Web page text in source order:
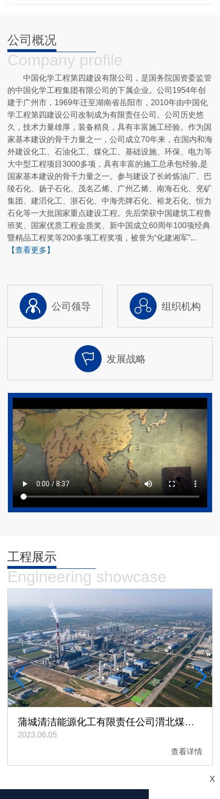
学习领会、认真贯彻落实习近平总书记重
要论述精
型工程公司，为全面推进强国建设、民族
复兴伟业贡献中国化学工程新的更大力
量！十年·我们用“干”字作答这是一场关于
十载回望的深情聚会，更是一曲围绕“干”
字精神的奋进交响。篇章一 忠诚干·领航
定向践初心报告会在重温习近平总书记视
察中国化学工
实合作，携手推动哈萨克斯坦石化和化工
领域发展再上新台阶。哈谢诺夫·阿斯哈
特感谢中国化学工程的热情接待。他表
示，哈萨克斯坦国家石油天然气公司高度
重视化工领域未来成长性。中国化学工程
在石油化工、天然气化工等领域优势显
著，双方合作空间广阔。期待双方持续加
强资源对接与项目协作，实现互利共赢。
哈萨克斯坦国家石油天然气公司相关负责
人，中国化学工程相关部门负责人参加会
谈。
整体呈现出‌“纯度更高、成色更足”‌的铁军
面貌。会议强调，各级纪检机构要深入学
习贯彻习近平党建思想，以更高标准、更
实举措，纵深推进“三化”建设取得新进展
新成效。要铸牢政治忠诚，在深化思想引
领上持续加力；要强化政治监督，在推动
党中央重大决策部署落实落地上持续加
力；要聚焦主责主业，在提升办案质效上
持续加力；要淬炼过硬本领，在锻造过硬
队伍上持续加力；要守牢安全底线，在落
实办案安全责任制上持续加力。会议要
求，要统一思想、认清形势，全面把握当
前集团公司全面从严治党的艰巨任务与工
作要求；要明确目标、提升认识，深刻理
解开展“三化”建设的重大意义与紧迫要
求；要实干担当、忠诚履职，扎实推动
公司概况
Company profile
中国化学工程第四建设有限公司，是国务院国资委监管
的中国化学工程集团有限公司的下属企业。公司1954年创
建于广州市，1969年迁至湖南省岳阳市，2010年由中国化
学工程第四建设公司改制成为有限责任公司。公司历史悠
久，技术力量雄厚，装备精良，具有丰富施工经验。作为国
家基本建设的骨干力量之一，公司成立70年来，在国内和海
外建设化工、石油化工、煤化工、基础设施、环保、电力等
大中型工程项目3000多项，具有丰富的施工总承包经验,是
国家基本建设的骨干力量之一。参与建设了长岭炼油厂、巴
陵石化、扬子石化、茂名乙烯、广州乙烯、南海石化、兖矿
集团、建滔化工、浙石化、中海壳牌石化、裕龙石化、恒力
石化等一大批国家重点建设工程。先后荣获中国建筑工程鲁
班奖、国家优质工程金质奖、新中国成立60周年100项经典
暨精品工程奖等200多项工程奖项，被誉为“化建湘军”...
【查看更多】
公司领导 组织机构
发展战略
工程展示
Engineering showcase
蒲城清洁能源化工有限责任公司渭北煤化工园区180万吨甲醇70万吨聚烯烃项目
2023.06.05
查看详情
X